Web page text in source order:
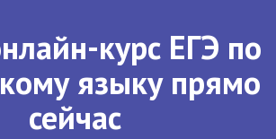
курс ЕГЭ по
языку прямо
сейчас